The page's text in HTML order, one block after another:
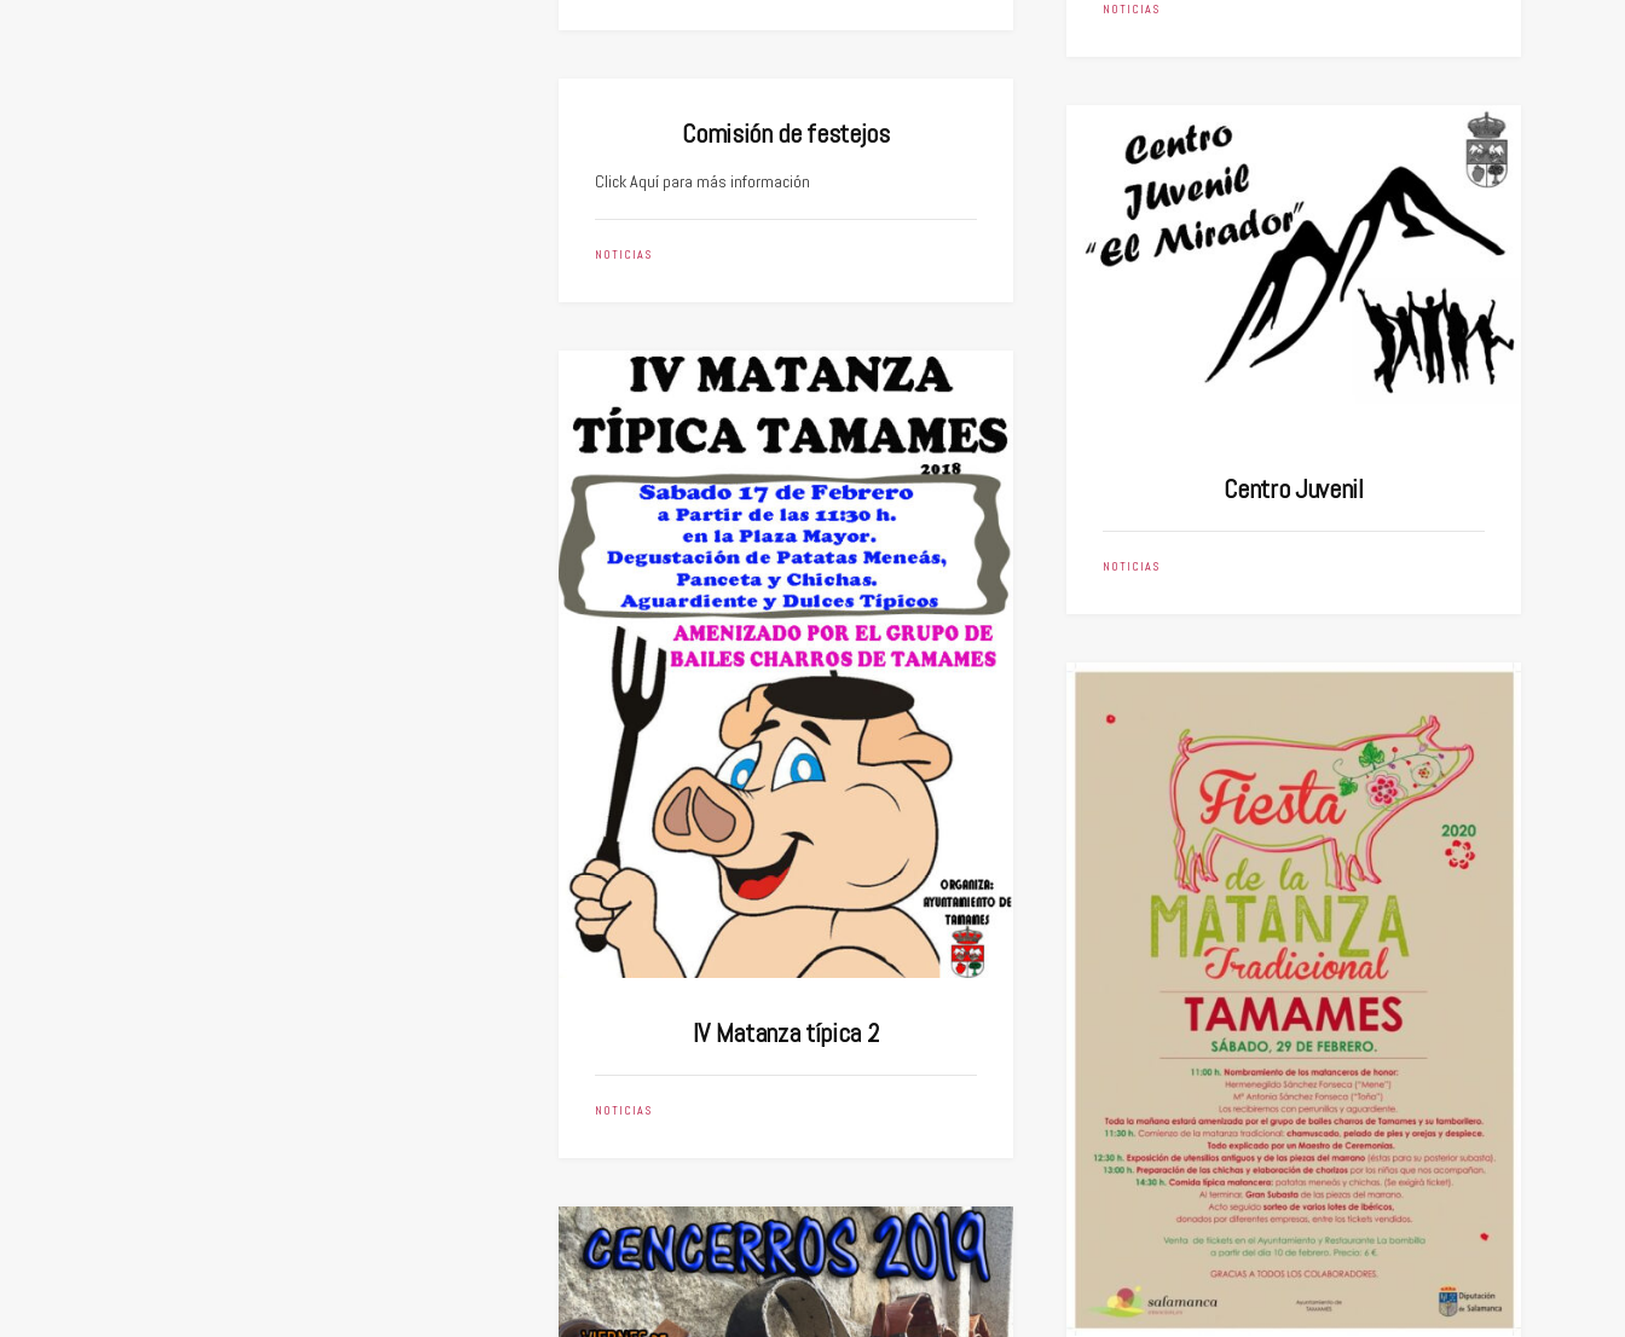
NOTICIAS
Comisión de festejos
Click Aquí para más información
NOTICIAS
Centro Juvenil
NOTICIAS
IV Matanza típica 2
NOTICIAS